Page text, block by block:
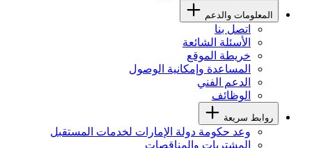
المعلومات والدعم
اتصل بنا
الأسئلة الشائعة
خريطة الموقع
المساعدة وإمكانية الوصول
الدعم الفني
الوظائف
روابط سريعة
وعد حكومة دولة الإمارات لخدمات المستقبل
المشتريات والمناقصات